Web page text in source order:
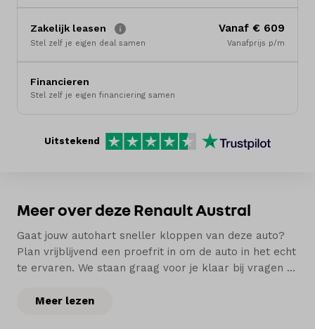
Over ons
Land
Zakelijk leasen Vanaf € 609
Stel zelf je eigen deal samen Vanafprijs p/m
Financieren
Stel zelf je eigen financiering samen
Uitstekend
Meer over deze Renault Austral
Gaat jouw autohart sneller kloppen van deze auto?
Plan vrijblijvend een proefrit in om de auto in het echt
te ervaren. We staan graag voor je klaar bij vragen of
Meer lezen